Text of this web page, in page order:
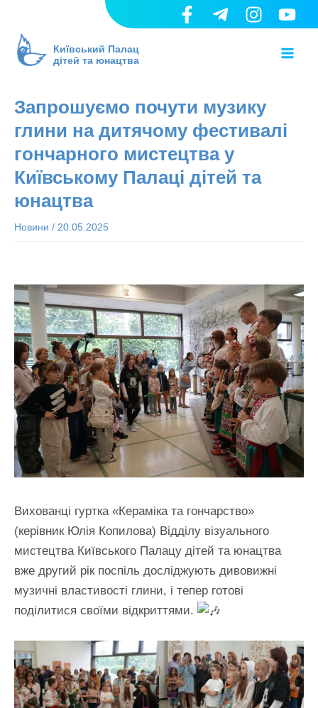
вмісту
Київський Палац
дітей та юнацтва
Запрошуємо почути музику
глини на дитячому фестивалі
гончарного мистецтва у
Київському Палаці дітей та
юнацтва
Новини / 20.05.2025
Вихованці гуртка «Кераміка та гончарство»
(керівник Юлія Копилова) Відділу візуального
мистецтва Київського Палацу дітей та юнацтва
вже другий рік поспіль досліджують дивовижні
музичні властивості глини, і тепер готові
поділитися своїми відкриттями.